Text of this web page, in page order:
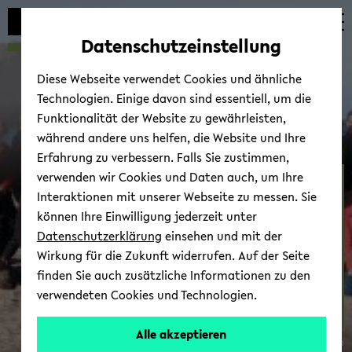
Automatische
vermeiden
zum
wechseln
zum
wechseln
zum
wechseln
SFB-​TRR 212
Team
© Uni­ver­si­tät Bie­le­feld
Datenschutzeinstellung
Diese Webseite verwendet Cookies und ähnliche
Technologien. Einige davon sind essentiell, um die
Funktionalität der Website zu gewährleisten,
während andere uns helfen, die Website und Ihre
Erfahrung zu verbessern. Falls Sie zustimmen,
verwenden wir Cookies und Daten auch, um Ihre
Interaktionen mit unserer Webseite zu messen. Sie
können Ihre Einwilligung jederzeit unter
Datenschutzerklärung einsehen und mit der
Wirkung für die Zukunft widerrufen. Auf der Seite
finden Sie auch zusätzliche Informationen zu den
verwendeten Cookies und Technologien.
Alle akzeptieren